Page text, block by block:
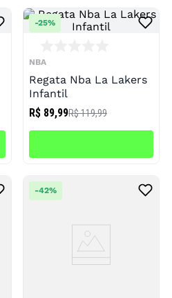
NBA
Regata Nba La Lakers
Infantil
R$ 89,99R$ 119,99
-25%
-42%